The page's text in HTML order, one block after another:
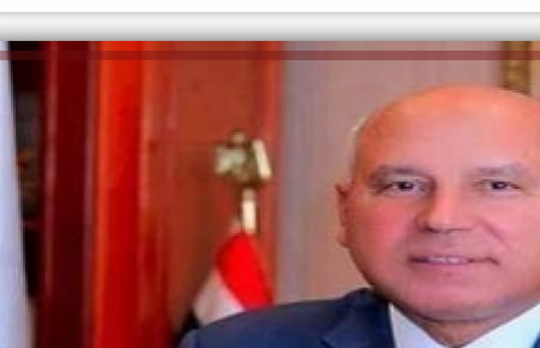
إلهام شرشر تكتب: دي
الكاتبة إلهام شرشر تهنئ الرئيس
السيسي بعيد ميلاده وتُشيد بجهوده
في بناء الدولة